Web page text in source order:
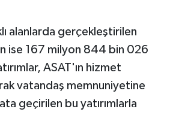
alanlarda gerçekleştirilen
ise 167 milyon 844 bin 026
ASAT'ın hizmet
vatandaş memnuniyetine
geçirilen bu yatırımlarla